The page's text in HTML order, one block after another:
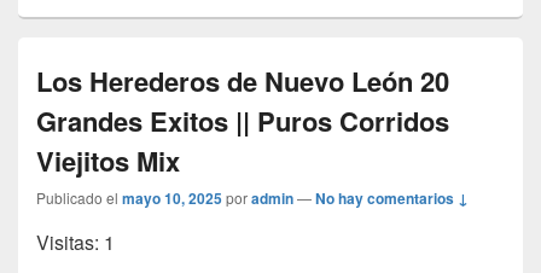
Los Herederos de Nuevo León 20
Grandes Exitos || Puros Corridos
Viejitos Mix
Publicado el mayo 10, 2025poradmin—No hay comentarios ↓
Visitas: 1